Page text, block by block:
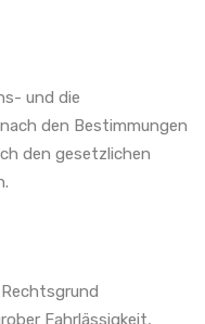
und die
den Bestimmungen
den gesetzlichen
Fahrlässigkeit,